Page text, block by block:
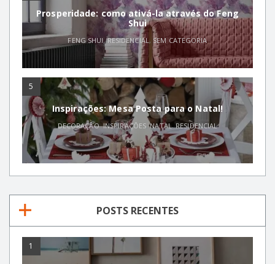
Prosperidade: como ativá-la através do Feng
Shui
FENG SHUI,RESIDENCIAL ,SEM CATEGORIA
5
Inspirações: Mesa Posta para o Natal!
DECORAÇÃO,INSPIRAÇÕES ,NATAL,RESIDENCIAL
POSTS RECENTES
1